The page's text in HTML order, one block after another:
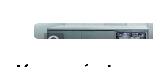
Keukenbouw | Platform over
in de keuken-, woon-, en